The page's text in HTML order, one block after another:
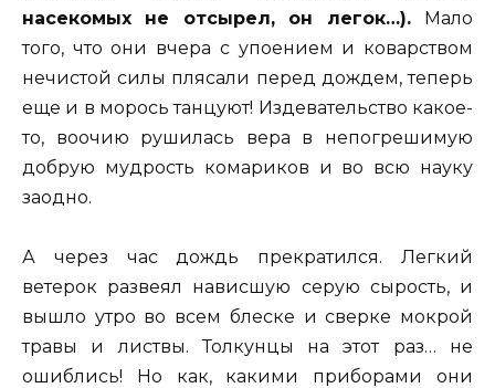
насекомых не отсырел, он легок…). Мало
того, что они вчера с упоением и коварством
нечистой силы плясали перед дождем, теперь
еще и в морось танцуют! Издевательство какое-
то, воочию рушилась вера в непогрешимую
добрую мудрость комариков и во всю науку
заодно.
А через час дождь прекратился. Легкий
ветерок развеял нависшую серую сырость, и
вышло утро во всем блеске и сверке мокрой
травы и листвы. Толкунцы на этот раз… не
ошиблись! Но как, какими приборами они